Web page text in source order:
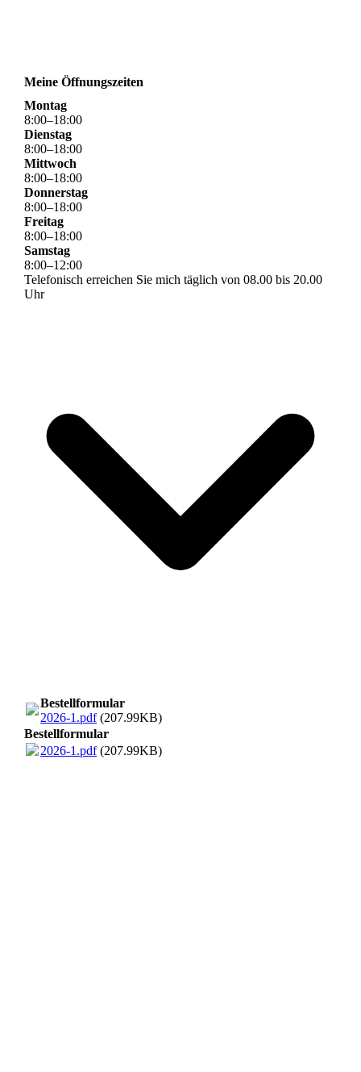
Meine Öffnungszeiten
Montag
8:00–18:00
Dienstag
8:00–18:00
Mittwoch
8:00–18:00
Donnerstag
8:00–18:00
Freitag
8:00–18:00
Samstag
8:00–12:00
Telefonisch erreichen Sie mich täglich von 08.00 bis 20.00
Uhr
Bestellformular
2026-1.pdf(207.99KB)
Bestellformular
2026-1.pdf(207.99KB)